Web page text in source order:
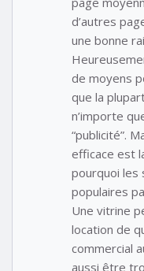
d’autres
une bonne
de moyens
que la
n’importe
“publicité”.
efficace est
pourquoi les
populaires
Une vitrine
location de
commercial
aussi être